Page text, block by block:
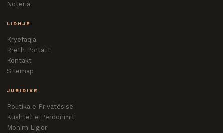
Noteria
LIDHJE
Kryefaqja
Rreth Portalit
Kontakt
Sitemap
JURIDIKE
Politika e Privatësisë
Kushtet e Përdorimit
Mohim Ligjor